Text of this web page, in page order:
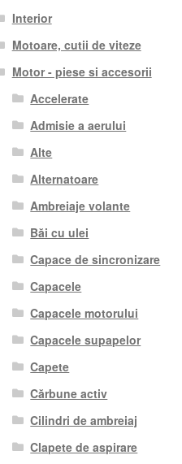
Interior
Motoare, cutii de viteze
Motor - piese si accesorii
Accelerate
Admisie a aerului
Alte
Alternatoare
Ambreiaje volante
Băi cu ulei
Capace de sincronizare
Capacele
Capacele motorului
Capacele supapelor
Capete
Cărbune activ
Cilindri de ambreiaj
Clapete de aspirare